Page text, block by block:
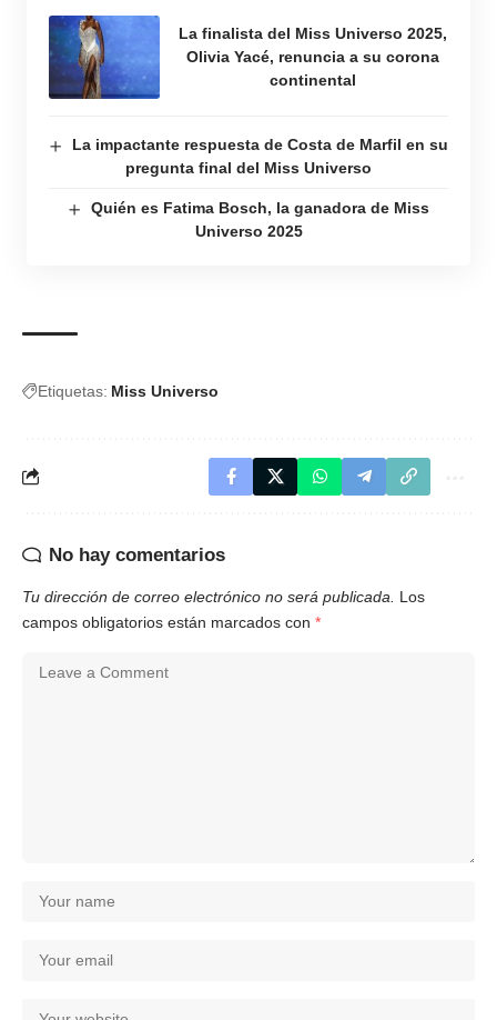
La finalista del Miss Universo 2025,
Olivia Yacé, renuncia a su corona
continental
La impactante respuesta de Costa de Marfil en su
pregunta final del Miss Universo
Quién es Fatima Bosch, la ganadora de Miss
Universo 2025
Etiquetas: Miss Universo
No hay comentarios
Tu dirección de correo electrónico no será publicada.
Los
campos obligatorios están marcados con *